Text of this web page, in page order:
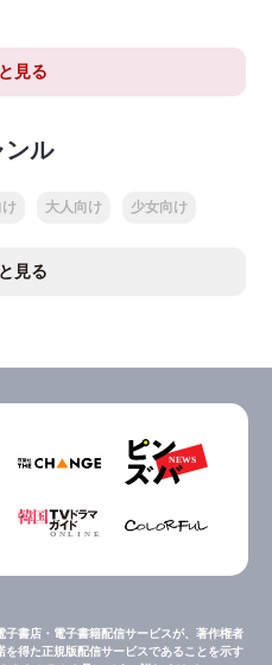
見る
ンル
け 大人向け 少女向け
見る
子書店・電子書籍配信サービスが、著作権者
を得た正規版配信サービスであることを示す